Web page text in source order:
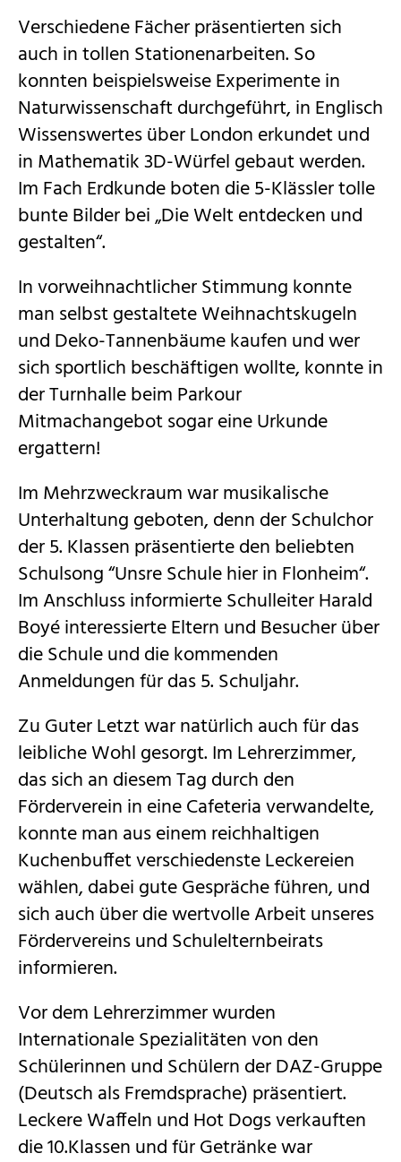
Verschiedene Fächer präsentierten sich
auch in tollen Stationenarbeiten. So
konnten beispielsweise Experimente in
Naturwissenschaft durchgeführt, in Englisch
Wissenswertes über London erkundet und
in Mathematik 3D-Würfel gebaut werden.
Im Fach Erdkunde boten die 5-Klässler tolle
bunte Bilder bei „Die Welt entdecken und
gestalten“.
In vorweihnachtlicher Stimmung konnte
man selbst gestaltete Weihnachtskugeln
und Deko-Tannenbäume kaufen und wer
sich sportlich beschäftigen wollte, konnte in
der Turnhalle beim Parkour
Mitmachangebot sogar eine Urkunde
ergattern!
Im Mehrzweckraum war musikalische
Unterhaltung geboten, denn der Schulchor
der 5. Klassen präsentierte den beliebten
Schulsong “Unsre Schule hier in Flonheim“.
Im Anschluss informierte Schulleiter Harald
Boyé interessierte Eltern und Besucher über
die Schule und die kommenden
Anmeldungen für das 5. Schuljahr.
Zu Guter Letzt war natürlich auch für das
leibliche Wohl gesorgt. Im Lehrerzimmer,
das sich an diesem Tag durch den
Förderverein in eine Cafeteria verwandelte,
konnte man aus einem reichhaltigen
Kuchenbuffet verschiedenste Leckereien
wählen, dabei gute Gespräche führen, und
sich auch über die wertvolle Arbeit unseres
Fördervereins und Schulelternbeirats
informieren.
Vor dem Lehrerzimmer wurden
Internationale Spezialitäten von den
Schülerinnen und Schülern der DAZ-Gruppe
(Deutsch als Fremdsprache) präsentiert.
Leckere Waffeln und Hot Dogs verkauften
die 10.Klassen und für Getränke war